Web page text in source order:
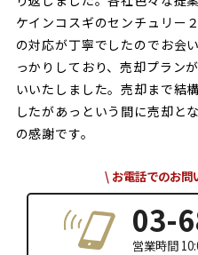
ケインコスギのセンチュリー
の対応が丁寧でしたのでお会
っかりしており、売却プラン
いいたしました。売却まで結
したがあっという間に売却と
の感謝です。
お電話でのお問
03-
営業時間